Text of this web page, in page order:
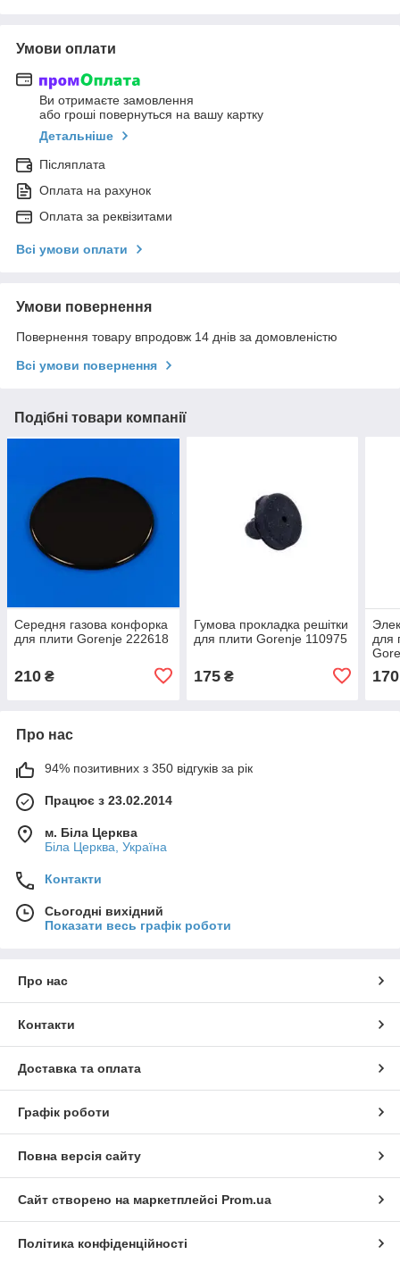
Умови оплати
Ви отримаєте замовлення
або гроші повернуться на вашу картку
Детальніше
Післяплата
Оплата на рахунок
Оплата за реквізитами
Всі умови оплати
Умови повернення
Повернення товару впродовж 14 днів за домовленістю
Всі умови повернення
Подібні товари компанії
Середня газова конфорка
для плити Gorenje 222618
210 ₴
Гумова прокладка решітки
для плити Gorenje 110975
175₴
для
170
Про нас
94% позитивних з 350 відгуків за рік
Працює з 23.02.2014
м. Біла Церква
Біла Церква, Україна
Контакти
Сьогодні вихідний
Показати весь графік роботи
Про нас
Контакти
Доставка та оплата
Графік роботи
Повна версія сайту
Сайт створено на маркетплейсі Prom.ua
Політика конфіденційності